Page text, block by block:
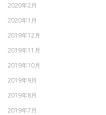
2020年2月
2020年1月
2019年12月
2019年11月
2019年10月
2019年9月
2019年8月
2019年7月